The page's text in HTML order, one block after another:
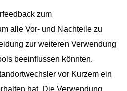
zum
alle Vor- und Nachteile zu
zur weiteren Verwendung
beeinflussen könnten.
vor Kurzem ein